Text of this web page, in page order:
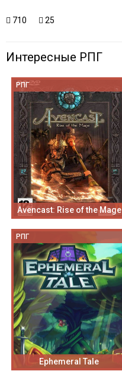
710 25
Интересные РПГ
РПГ
Avencast: Rise of the Mage
РПГ
Ephemeral Tale